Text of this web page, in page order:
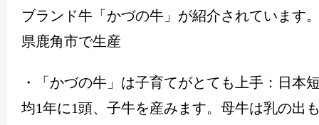
ブランド牛「かづの牛」が紹介されています
県鹿角市で生産
・「かづの牛」は子育てがとても上手：日本
均1年に1頭、子牛を産みます。母牛は乳の出